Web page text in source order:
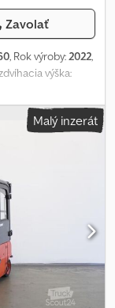
Zavolať
, Rok výroby:2022,
výška:
batérie:48 V,
, veľkosť prednej
- Vozidlová
batérie -
prídavná
bočný posuv -
- Predné
systém s
a smerovkami
Malý inzerát